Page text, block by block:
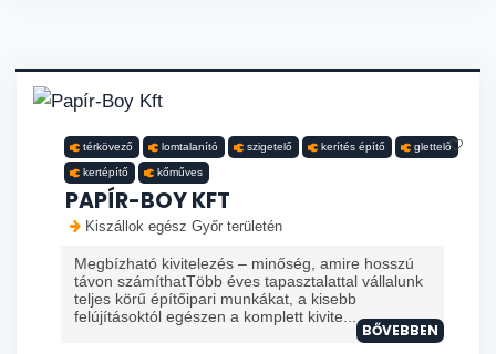
térkövező lomtalanító szigetelő kerítés építő glettelő
kertépítő kőműves
PAPÍR-BOY KFT
Kiszállok egész Győr területén
Megbízható kivitelezés – minőség, amire hosszú
távon számíthatTöbb éves tapasztalattal vállalunk
teljes körű építőipari munkákat, a kisebb
felújításoktól egészen a komplett kivite...
BŐVEBBEN